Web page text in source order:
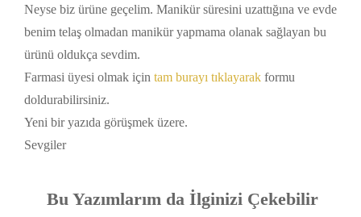
Neyse biz ürüne geçelim. Manikür süresini uzattığına ve evde
benim telaş olmadan manikür yapmama olanak sağlayan bu
ürünü oldukça sevdim.
Farmasi üyesi olmak için tam burayı tıklayarak formu
doldurabilirsiniz.
Yeni bir yazıda görüşmek üzere.
Sevgiler
Bu Yazımlarım da İlginizi Çekebilir